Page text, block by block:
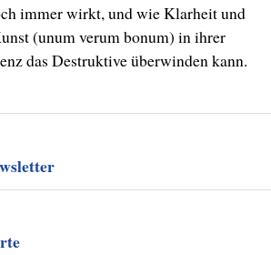
immer wirkt, und wie Klarheit und
(unum verum bonum) in ihrer
das Destruktive überwinden kann.